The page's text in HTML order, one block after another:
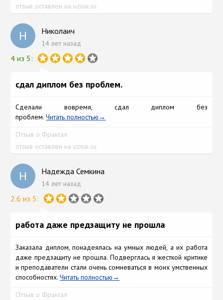
отзыв оставлен на uznai.su
Н Николаич
14 лет назад
4 из 5:
сдал диплом без проблем.
Сделали вовремя, сдал диплом без
проблем.Читать полностью
Отзыв о Фрактал
отзыв оставлен на uznai.su
Н Надежда Семкина
14 лет назад
2.6 из 5:
работа даже предзащиту не прошла
Заказала диплом, понадеялась на умных людей, а их работа
даже предзащиту не прошла. Подверглась я жесткой критике
и преподаватели стали очень сомневаться в моих умственных
способностях.Читать полностью
Отзыв о Фрактал